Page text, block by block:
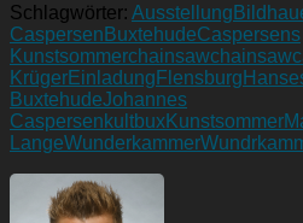
Schlagwörter: Ausstellung
Caspersen BuxtehudeCaspersens
Kunstsommerchainsaw
KrügerEinladung Flensburg
BuxtehudeJohannes
CaspersenkultbuxKunstsommer
LangeWunderkammer